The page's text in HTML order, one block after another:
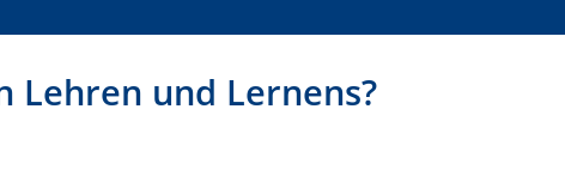
Lehren und Lernens?